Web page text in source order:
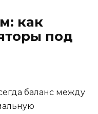
как
под
баланс между